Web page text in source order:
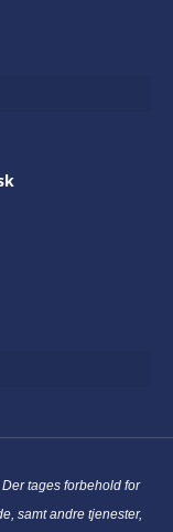
Der tages forbehold for
samt andre tjenester,